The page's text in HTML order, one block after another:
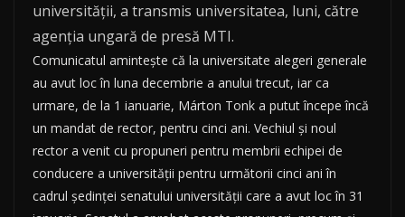
universităţii, a transmis universitatea, luni, către
agenţia ungară de presă MTI.
Comunicatul aminteşte că la universitate alegeri generale
au avut loc în luna decembrie a anului trecut, iar ca
urmare, de la 1 ianuarie, Márton Tonk a putut începe încă
un mandat de rector, pentru cinci ani. Vechiul şi noul
rector a venit cu propuneri pentru membrii echipei de
conducere a universităţii pentru următorii cinci ani în
cadrul şedinţei senatului universităţii care a avut loc în 31